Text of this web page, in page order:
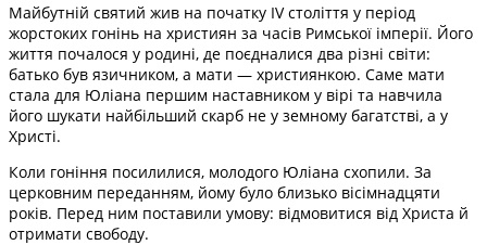
Майбутній святий жив на початку IV століття у період
жорстоких гонінь на християн за часів Римської імперії. Його
життя почалося у родині, де поєдналися два різні світи:
батько був язичником, а мати — християнкою. Саме мати
стала для Юліана першим наставником у вірі та навчила
його шукати найбільший скарб не у земному багатстві, а у
Христі.
Коли гоніння посилилися, молодого Юліана схопили. За
церковним переданням, йому було близько вісімнадцяти
років. Перед ним поставили умову: відмовитися від Христа й
отримати свободу.